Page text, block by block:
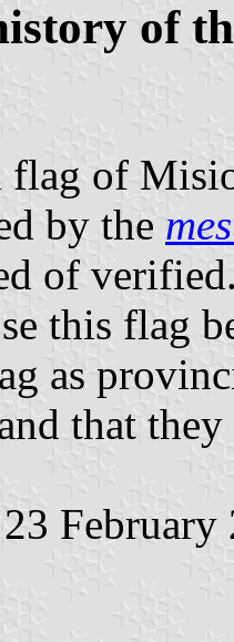
of
of
by the
of
this flag
as
that they
February